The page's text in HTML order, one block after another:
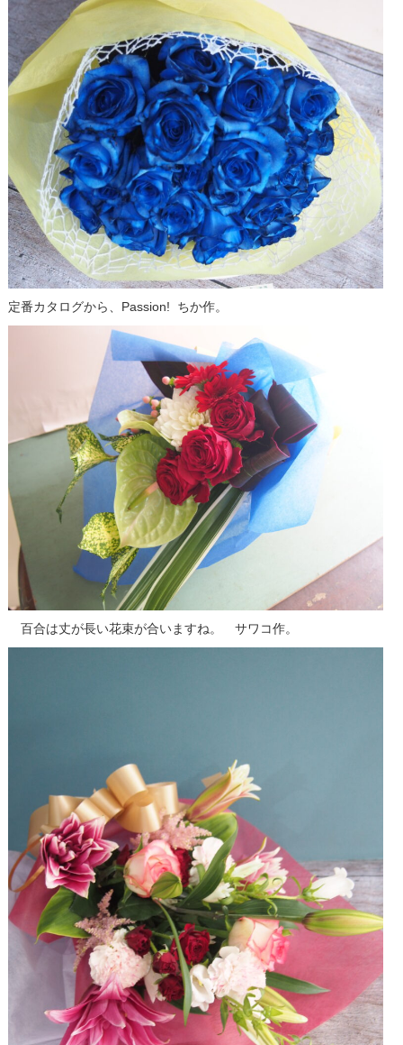
定番カタログから、Passion! ちか作。
百合は丈が長い花束が合いますね。 サワコ作。